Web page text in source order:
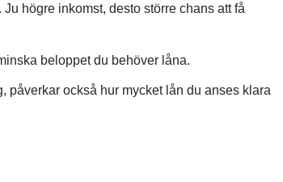
högre inkomst, desto större chans att få
beloppet du behöver låna.
påverkar också hur mycket lån du anses klara